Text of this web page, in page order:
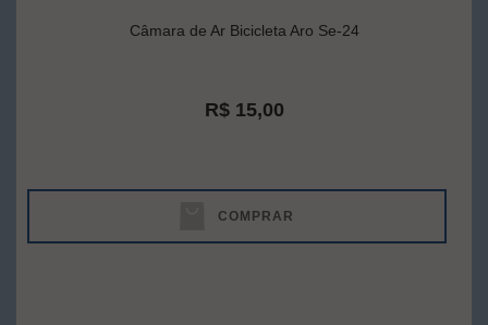
Câmara de Ar Bicicleta Aro Se-24
R$ 15,00
COMPRAR